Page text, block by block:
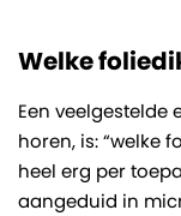
Welke
Een veelgestelde
horen, is: “welke
heel erg per
aangeduid in